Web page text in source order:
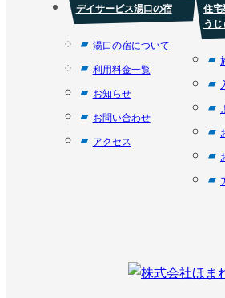
デイサービス湯口の宿
湯口の宿について
利用料金一覧
お知らせ
お問い合わせ
アクセス
住
うじ